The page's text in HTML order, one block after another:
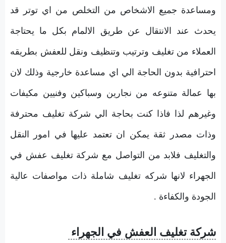
ومساعدة جميع الاشخاص من التخلص من اي توتر قد
يحدث عند الانتقال عن طريق الالمام بكل ما يحتاجة
العملاء من تغليف وترتيب وتنظيف ونقل للعفش بطريقه
احترافية بدون الحاجة الي اي مساعدة خارجية وذلك لان
بها عمالة متنوعه من نجارين وسباكين وفنيين مكيفات
وغيرهم لذا فاذا كنت بحاجة الي شركة تغليف محترفة
وذات مصدر ثقة يمكن ان تعتمد عليها في امور النقل
والتغليف فلابد من التواصل مع شركة تغليف عفش في
الجهراء لانها شركه تغليف شاملة ذات مواصفات عالية
الجودة والكفاءة .
شركة تغليف العفش في الجهراء